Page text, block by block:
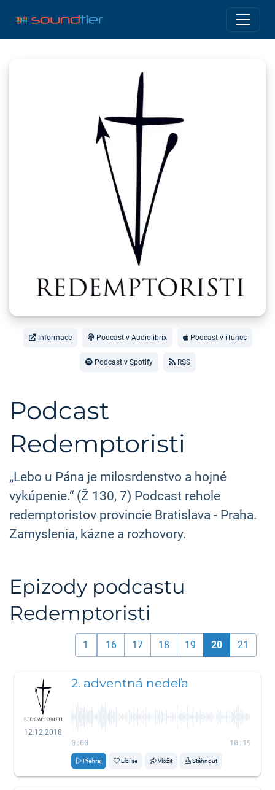
Informace Podcast v Audiolibrix Podcast v iTunes
Podcast v Spotify RSS
Podcast
Redemptoristi
„Lebo u Pána je milosrdenstvo a hojné
vykúpenie.“ (Ž 130, 7) Podcast rehole
redemptoristov provincie Bratislava - Praha.
Zamyslenia, kázne a rozhovory.
Epizody podcastu
Redemptoristi
1 16 17 18 19 20 21
12.12.2018
2. adventná nedeľa
0:00 10:19
Přehraj Líbí se Vložit Stáhnout